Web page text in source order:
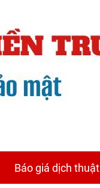
Báo giá dịch thuật